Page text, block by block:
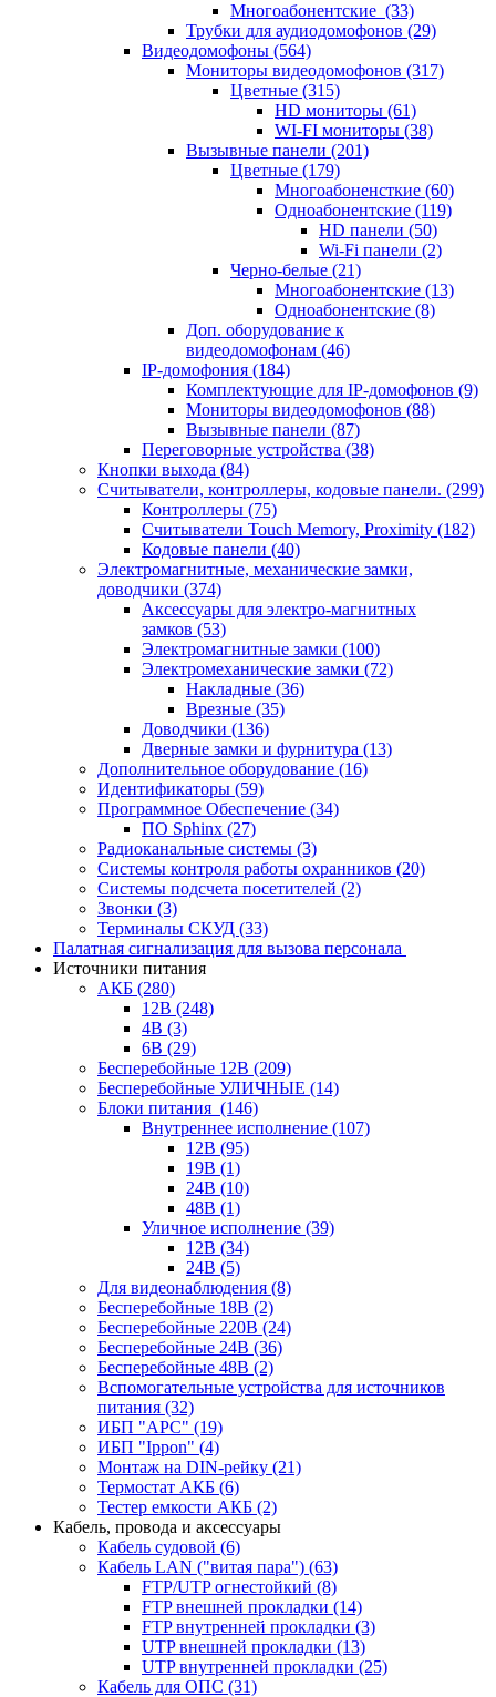
Многоабонентские (33)
Трубки для аудиодомофонов (29)
Видеодомофоны (564)
Мониторы видеодомофонов (317)
Цветные (315)
HD мониторы (61)
WI-FI мониторы (38)
Вызывные панели (201)
Цветные (179)
Многоабоненсткие (60)
Одноабонентские (119)
HD панели (50)
Wi-Fi панели (2)
Черно-белые (21)
Многоабонентские (13)
Одноабонентские (8)
Доп. оборудование к
видеодомофонам (46)
IP-домофония (184)
Комплектующие для IP-домофонов (9)
Мониторы видеодомофонов (88)
Вызывные панели (87)
Переговорные устройства (38)
Кнопки выхода (84)
Считыватели, контроллеры, кодовые панели. (299)
Контроллеры (75)
Считыватели Touch Memory, Proximity (182)
Кодовые панели (40)
Электромагнитные, механические замки,
доводчики (374)
Аксессуары для электро-магнитных
замков (53)
Электромагнитные замки (100)
Электромеханические замки (72)
Накладные (36)
Врезные (35)
Доводчики (136)
Дверные замки и фурнитура (13)
Дополнительное оборудование (16)
Идентификаторы (59)
Программное Обеспечение (34)
ПО Sphinx (27)
Радиоканальные системы (3)
Системы контроля работы охранников (20)
Системы подсчета посетителей (2)
Звонки (3)
Терминалы СКУД (33)
Палатная сигнализация для вызова персонала
Источники питания
АКБ (280)
12В (248)
4В (3)
6В (29)
Бесперебойные 12В (209)
Бесперебойные УЛИЧНЫЕ (14)
Блоки питания (146)
Внутреннее исполнение (107)
12В (95)
19В (1)
24В (10)
48В (1)
Уличное исполнение (39)
12В (34)
24В (5)
Для видеонаблюдения (8)
Бесперебойные 18В (2)
Бесперебойные 220В (24)
Бесперебойные 24В (36)
Бесперебойные 48В (2)
Вспомогательные устройства для источников
питания (32)
ИБП "APC" (19)
ИБП "Ippon" (4)
Монтаж на DIN-рейку (21)
Термостат АКБ (6)
Тестер емкости АКБ (2)
Кабель, провода и аксессуары
Кабель судовой (6)
Кабель LAN ("витая пара") (63)
FTP/UTP огнестойкий (8)
FTP внешней прокладки (14)
FTP внутренней прокладки (3)
UTP внешней прокладки (13)
UTP внутренней прокладки (25)
Кабель для ОПС (31)